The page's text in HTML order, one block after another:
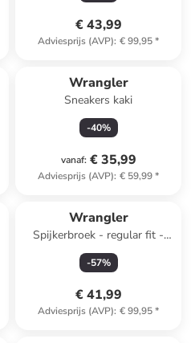
€ 43,99
Adviesprijs (AVP): € 99,95*
Wrangler
Sneakers kaki
-40%
vanaf: € 35,99
Adviesprijs (AVP): € 59,99*
Wrangler
Spijkerbroek - regular fit -
zwart
-57%
€ 41,99
Adviesprijs (AVP): € 99,95*